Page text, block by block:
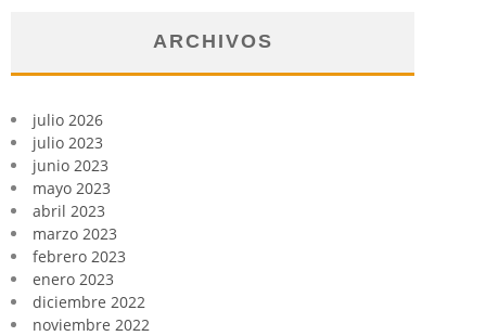
ARCHIVOS
julio 2026
julio 2023
junio 2023
mayo 2023
abril 2023
marzo 2023
febrero 2023
enero 2023
diciembre 2022
noviembre 2022